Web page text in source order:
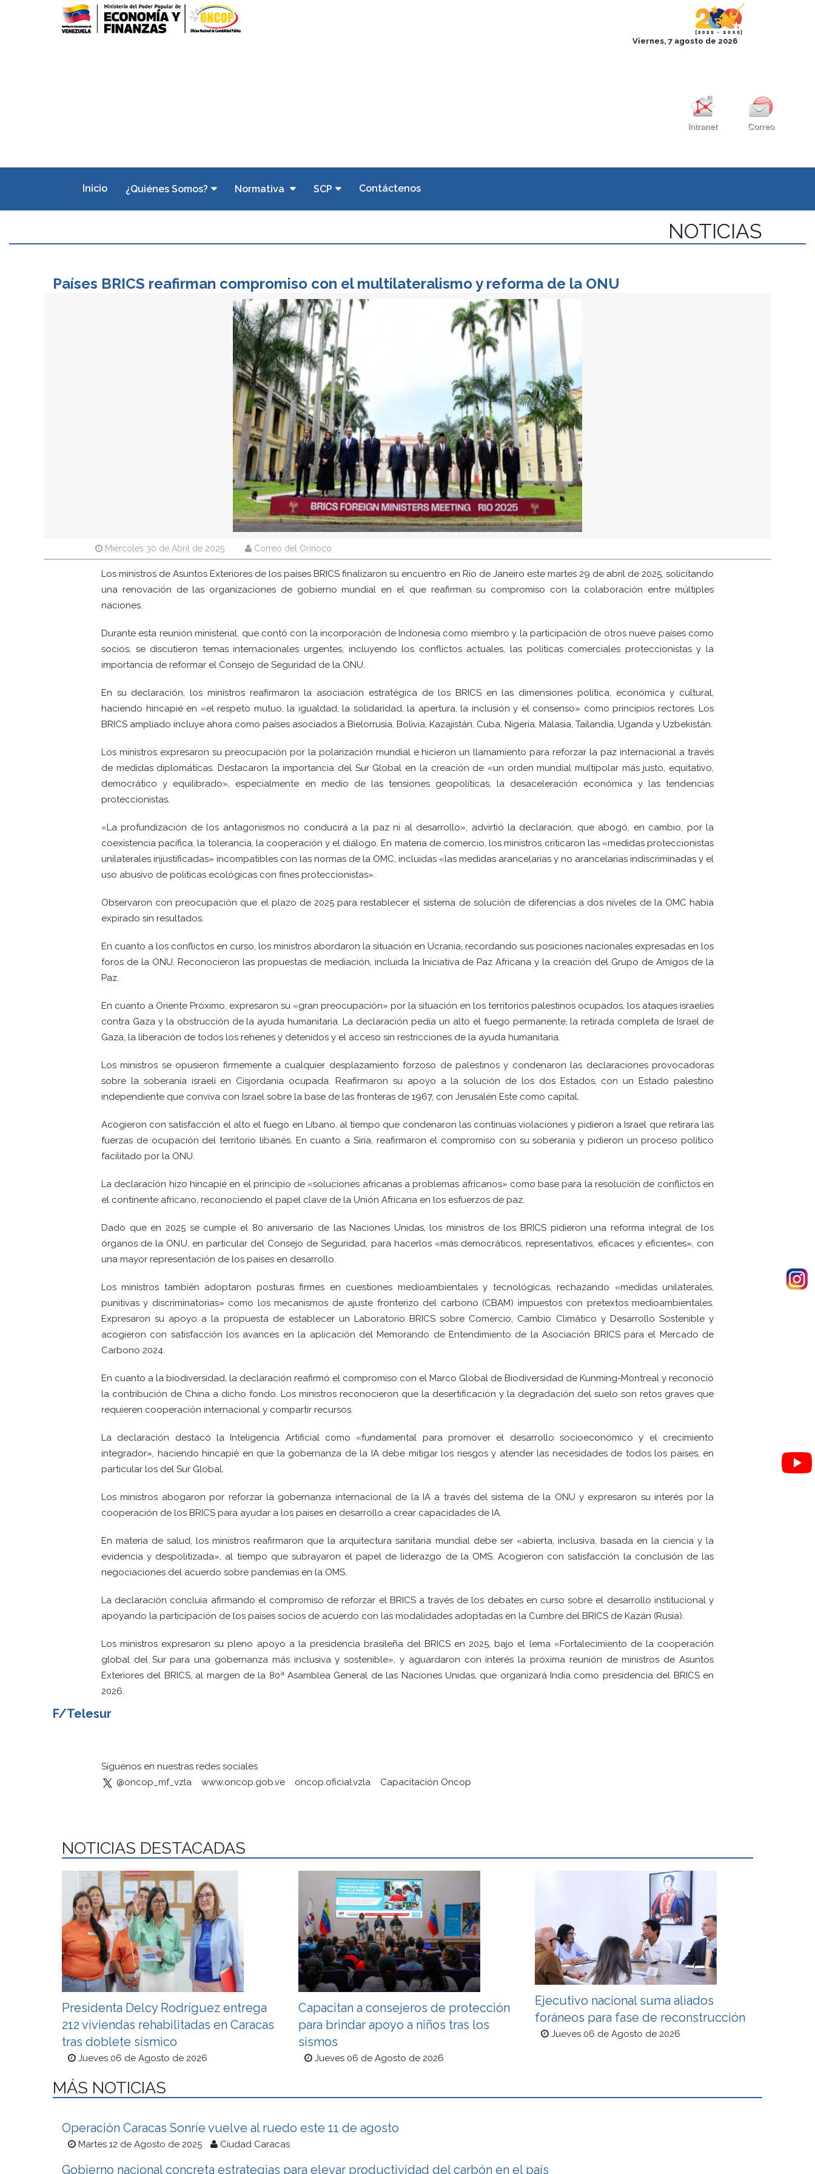
Correo
Intranet
Inicio ¿Quiénes Somos? Normativa SCP Contáctenos
NOTICIAS
Países BRICS reafirman compromiso con el multilateralismo y reforma de la ONU
Miércoles 30 de Abril de 2025 Correo del Orinoco
Los ministros de Asuntos Exteriores de los países BRICS finalizaron su encuentro en Río de Janeiro este martes 29 de abril de 2025, solicitando
una renovación de las organizaciones de gobierno mundial en el que reafirman su compromiso con la colaboración entre múltiples
naciones.
Durante esta reunión ministerial, que contó con la incorporación de Indonesia como miembro y la participación de otros nueve países como
socios, se discutieron temas internacionales urgentes, incluyendo los conflictos actuales, las políticas comerciales proteccionistas y la
importancia de reformar el Consejo de Seguridad de la ONU.
En su declaración, los ministros reafirmaron la asociación estratégica de los BRICS en las dimensiones política, económica y cultural,
haciendo hincapié en «el respeto mutuo, la igualdad, la solidaridad, la apertura, la inclusión y el consenso» como principios rectores. Los
BRICS ampliado incluye ahora como países asociados a Bielorrusia, Bolivia, Kazajistán, Cuba, Nigeria, Malasia, Tailandia, Uganda y Uzbekistán.
Los ministros expresaron su preocupación por la polarización mundial e hicieron un llamamiento para reforzar la paz internacional a través
de medidas diplomáticas. Destacaron la importancia del Sur Global en la creación de «un orden mundial multipolar más justo, equitativo,
democrático y equilibrado», especialmente en medio de las tensiones geopolíticas, la desaceleración económica y las tendencias
proteccionistas.
«La profundización de los antagonismos no conducirá a la paz ni al desarrollo», advirtió la declaración, que abogó, en cambio, por la
coexistencia pacífica, la tolerancia, la cooperación y el diálogo. En materia de comercio, los ministros criticaron las «medidas proteccionistas
unilaterales injustificadas» incompatibles con las normas de la OMC, incluidas «las medidas arancelarias y no arancelarias indiscriminadas y el
uso abusivo de políticas ecológicas con fines proteccionistas».
Observaron con preocupación que el plazo de 2025 para restablecer el sistema de solución de diferencias a dos niveles de la OMC había
expirado sin resultados.
En cuanto a los conflictos en curso, los ministros abordaron la situación en Ucrania, recordando sus posiciones nacionales expresadas en los
foros de la ONU. Reconocieron las propuestas de mediación, incluida la Iniciativa de Paz Africana y la creación del Grupo de Amigos de la
Paz.
En cuanto a Oriente Próximo, expresaron su «gran preocupación» por la situación en los territorios palestinos ocupados, los ataques israelíes
contra Gaza y la obstrucción de la ayuda humanitaria. La declaración pedía un alto el fuego permanente, la retirada completa de Israel de
Gaza, la liberación de todos los rehenes y detenidos y el acceso sin restricciones de la ayuda humanitaria.
Los ministros se opusieron firmemente a cualquier desplazamiento forzoso de palestinos y condenaron las declaraciones provocadoras
sobre la soberanía israelí en Cisjordania ocupada. Reafirmaron su apoyo a la solución de los dos Estados, con un Estado palestino
independiente que conviva con Israel sobre la base de las fronteras de 1967, con Jerusalén Este como capital.
Acogieron con satisfacción el alto el fuego en Líbano, al tiempo que condenaron las continuas violaciones y pidieron a Israel que retirara las
fuerzas de ocupación del territorio libanés. En cuanto a Siria, reafirmaron el compromiso con su soberanía y pidieron un proceso político
facilitado por la ONU.
La declaración hizo hincapié en el principio de «soluciones africanas a problemas africanos» como base para la resolución de conflictos en
el continente africano, reconociendo el papel clave de la Unión Africana en los esfuerzos de paz.
Dado que en 2025 se cumple el 80 aniversario de las Naciones Unidas, los ministros de los BRICS pidieron una reforma integral de los
órganos de la ONU, en particular del Consejo de Seguridad, para hacerlos «más democráticos, representativos, eficaces y eficientes», con
una mayor representación de los países en desarrollo.
Los ministros también adoptaron posturas firmes en cuestiones medioambientales y tecnológicas, rechazando «medidas unilaterales,
punitivas y discriminatorias» como los mecanismos de ajuste fronterizo del carbono (CBAM) impuestos con pretextos medioambientales.
Expresaron su apoyo a la propuesta de establecer un Laboratorio BRICS sobre Comercio, Cambio Climático y Desarrollo Sostenible y
acogieron con satisfacción los avances en la aplicación del Memorando de Entendimiento de la Asociación BRICS para el Mercado de
Carbono 2024.
En cuanto a la biodiversidad, la declaración reafirmó el compromiso con el Marco Global de Biodiversidad de Kunming-Montreal y reconoció
la contribución de China a dicho fondo. Los ministros reconocieron que la desertificación y la degradación del suelo son retos graves que
requieren cooperación internacional y compartir recursos.
La declaración destacó la Inteligencia Artificial como «fundamental para promover el desarrollo socioeconómico y el crecimiento
integrador», haciendo hincapié en que la gobernanza de la IA debe mitigar los riesgos y atender las necesidades de todos los países, en
particular los del Sur Global.
Los ministros abogaron por reforzar la gobernanza internacional de la IA a través del sistema de la ONU y expresaron su interés por la
cooperación de los BRICS para ayudar a los países en desarrollo a crear capacidades de IA.
En materia de salud, los ministros reafirmaron que la arquitectura sanitaria mundial debe ser «abierta, inclusiva, basada en la ciencia y la
evidencia y despolitizada», al tiempo que subrayaron el papel de liderazgo de la OMS. Acogieron con satisfacción la conclusión de las
negociaciones del acuerdo sobre pandemias en la OMS.
La declaración concluía afirmando el compromiso de reforzar el BRICS a través de los debates en curso sobre el desarrollo institucional y
apoyando la participación de los países socios de acuerdo con las modalidades adoptadas en la Cumbre del BRICS de Kazán (Rusia).
Los ministros expresaron su pleno apoyo a la presidencia brasileña del BRICS en 2025, bajo el lema «Fortalecimiento de la cooperación
global del Sur para una gobernanza más inclusiva y sostenible», y aguardaron con interés la próxima reunión de ministros de Asuntos
Exteriores del BRICS, al margen de la 80ª Asamblea General de las Naciones Unidas, que organizará India como presidencia del BRICS en
2026.
F/Telesur
Síguenos en nuestras redes sociales
@oncop_mf_vzla
www.oncop.gob.ve oncop.oficial.vzla Capacitación Oncop
NOTICIAS DESTACADAS
Presidenta Delcy Rodríguez entrega
212 viviendas rehabilitadas en Caracas
tras doblete sísmico
Jueves 06 de Agosto de 2026
Capacitan a consejeros de protección
para brindar apoyo a niños tras los
sismos
Jueves 06 de Agosto de 2026
Ejecutivo nacional suma aliados
foráneos para fase de reconstrucción
Jueves 06 de Agosto de 2026
MÁS NOTICIAS
Operación Caracas Sonríe vuelve al ruedo este 11 de agosto
Martes 12 de Agosto de 2025 Ciudad Caracas
Gobierno nacional concreta estrategias para elevar productividad del carbón en el país